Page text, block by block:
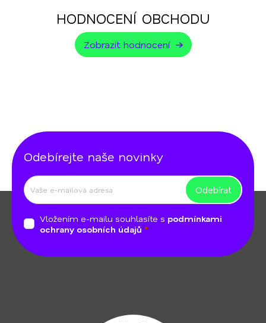
HODNOCENÍ OBCHODU
Zobrazit hodnocení
Odebírejte naše novinky
Vložením e-mailu souhlasíte s podmínkami
ochrany osobních údajů
Odebírat